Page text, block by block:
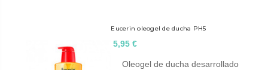
Eucerin oleogel de ducha PH5
5,95 €
Oleogel de ducha desarrollado